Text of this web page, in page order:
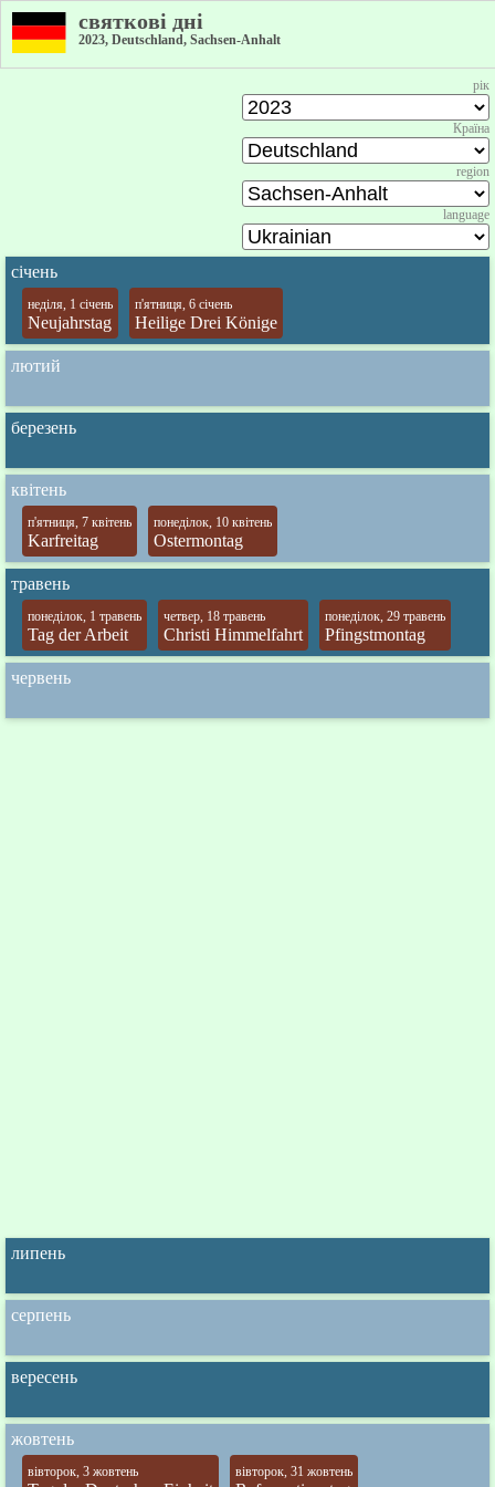
святкові дні
2023, Deutschland, Sachsen-Anhalt
рік
Країна
region
language
січень
неділя, 1 січень
Neujahrstag
п'ятниця, 6 січень
Heilige Drei Könige
лютий
березень
квітень
п'ятниця, 7 квітень
Karfreitag
понеділок, 10 квітень
Ostermontag
травень
понеділок, 1 травень
Tag der Arbeit
четвер, 18 травень
Christi Himmelfahrt
понеділок, 29 травень
Pfingstmontag
червень
липень
серпень
вересень
жовтень
вівторок, 3 жовтень вівторок, 31 жовтень